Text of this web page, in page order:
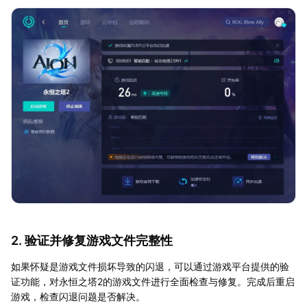
2. 验证并修复游戏文件完整性
如果怀疑是游戏文件损坏导致的闪退，可以通过游戏平台提供的验
证功能，对永恒之塔2的游戏文件进行全面检查与修复。完成后重启
游戏，检查闪退问题是否解决。